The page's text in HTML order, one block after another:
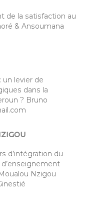
de la satisfaction au
& Ansoumana
un levier de
dans la
? Bruno
d’intégration du
Nzigou